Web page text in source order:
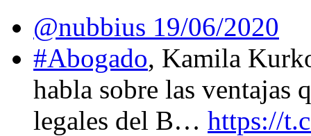
@nubbius 19/06/2020
#Abogado, Kamila
habla sobre las ventajas
legales del B… https://